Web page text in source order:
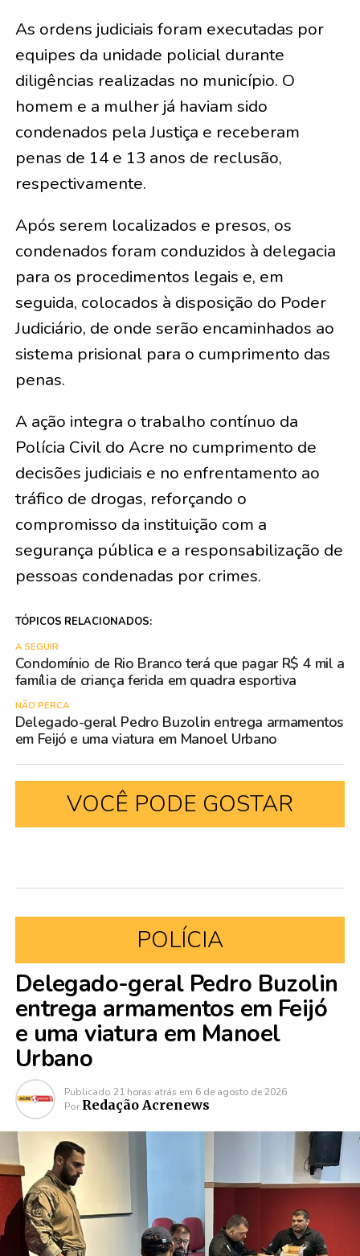
As ordens judiciais foram executadas por
equipes da unidade policial durante
diligências realizadas no município. O
homem e a mulher já haviam sido
condenados pela Justiça e receberam
penas de 14 e 13 anos de reclusão,
respectivamente.
Após serem localizados e presos, os
condenados foram conduzidos à delegacia
para os procedimentos legais e, em
seguida, colocados à disposição do Poder
Judiciário, de onde serão encaminhados ao
sistema prisional para o cumprimento das
penas.
A ação integra o trabalho contínuo da
Polícia Civil do Acre no cumprimento de
decisões judiciais e no enfrentamento ao
tráfico de drogas, reforçando o
compromisso da instituição com a
segurança pública e a responsabilização de
pessoas condenadas por crimes.
TÓPICOS RELACIONADOS:
A SEGUIR
Condomínio de Rio Branco terá que pagar R$ 4 mil a
família de criança ferida em quadra esportiva
NÃO PERCA
Delegado-geral Pedro Buzolin entrega armamentos
em Feijó e uma viatura em Manoel Urbano
VOCÊ PODE GOSTAR
POLÍCIA
Delegado-geral Pedro Buzolin
entrega armamentos em Feijó
e uma viatura em Manoel
Urbano
Publicado 21 horas atrás em 6 de agosto de 2026
Por Redação Acrenews